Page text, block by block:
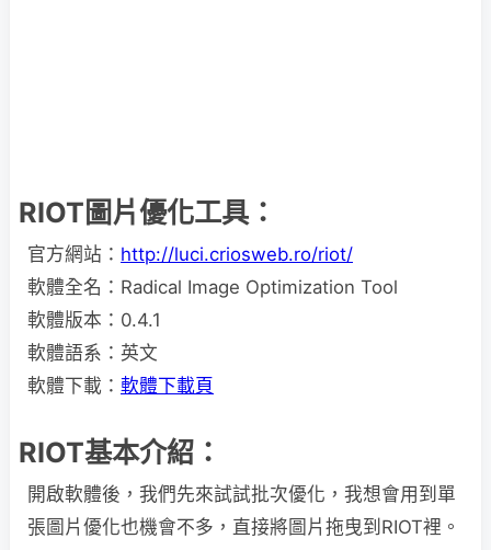
RIOT圖片優化工具：
官方網站： http://luci.criosweb.ro/riot/
軟體全名：Radical Image Optimization Tool
軟體版本：0.4.1
軟體語系：英文
軟體下載： 軟體下載頁
RIOT基本介紹：
開啟軟體後，我們先來試試批次優化，我想會用到單
張圖片優化也機會不多，直接將圖片拖曳到RIOT裡。